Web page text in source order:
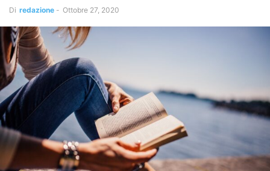
Di redazione - Ottobre 27, 2020